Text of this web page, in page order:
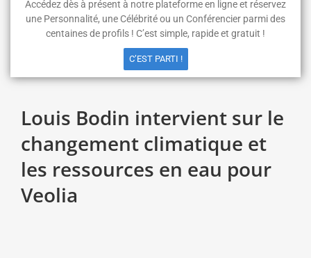
Louis Bodin intervient sur le
changement climatique et
les ressources en eau pour
Veolia
Accédez dès à présent à notre plateforme en ligne et réservez
une Personnalité, une Célébrité ou un Conférencier parmi des
centaines de profils ! C’est simple, rapide et gratuit !
C’EST PARTI !